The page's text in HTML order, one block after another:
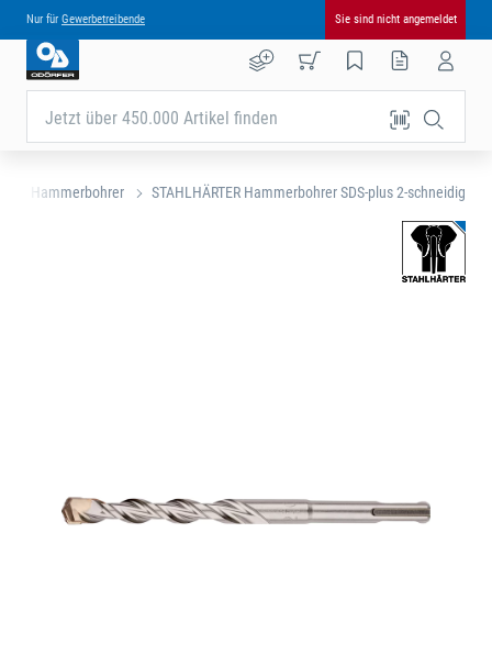
Nur für Gewerbetreibende Sie sind nicht angemeldet
Jetzt über 450.000 Artikel finden
Hammerbohrer STAHLHÄRTER Hammerbohrer SDS-plus 2-schneidig